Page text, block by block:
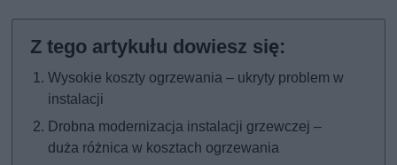
Wysokie koszty ogrzewania – ukryty problem w
instalacji
Drobna modernizacja instalacji grzewczej –
duża różnica w kosztach ogrzewania